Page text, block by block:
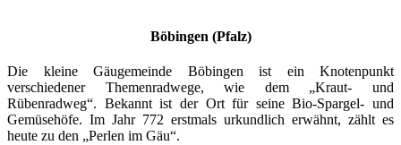
Böbingen (Pfalz)
Die kleine Gäugemeinde Böbingen ist ein Knotenpunkt
verschiedener Themenradwege, wie dem „Kraut- und
Rübenradweg“. Bekannt ist der Ort für seine Bio-Spargel- und
Gemüsehöfe. Im Jahr 772 erstmals urkundlich erwähnt, zählt es
heute zu den „Perlen im Gäu“.